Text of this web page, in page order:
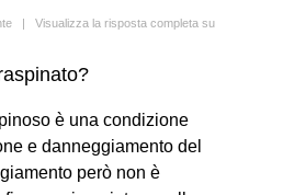
| Visualizza la risposta completa su
è una condizione
e danneggiamento del
però non è